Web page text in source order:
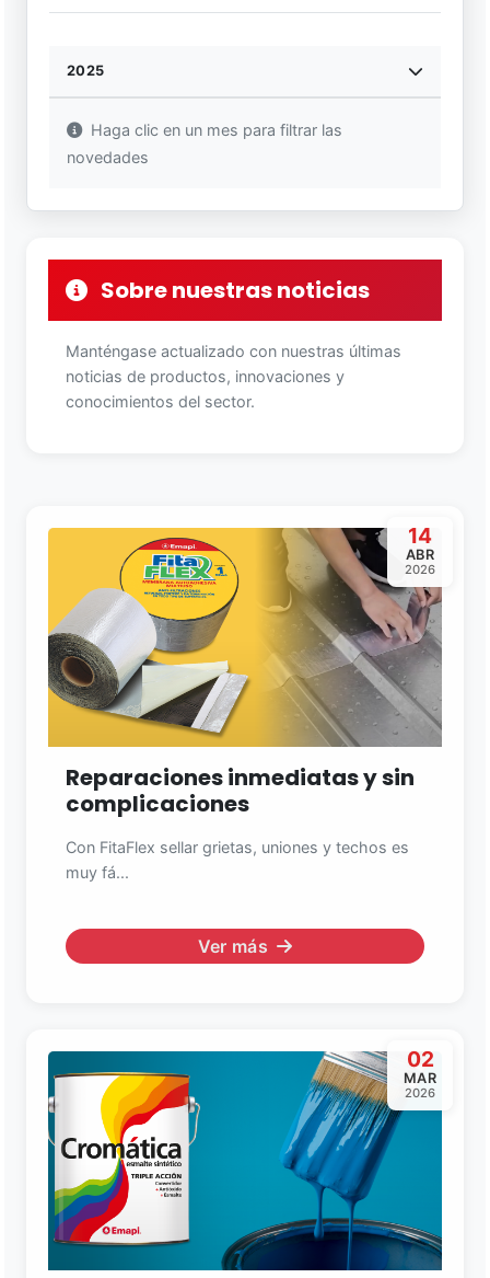
14
ABR
2026
Reparaciones inmediatas y sin
complicaciones
Con FitaFlex sellar grietas, uniones y techos es
muy fá...
Ver más
02
MAR
2026
2025
Haga clic en un mes para filtrar las
novedades
Sobre nuestras noticias
Manténgase actualizado con nuestras últimas
noticias de productos, innovaciones y
conocimientos del sector.